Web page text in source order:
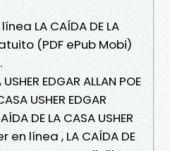
LA CAÍDA DE LA
(PDF ePub Mobi)
EDGAR ALLAN POE
USHER EDGAR
DE LA CASA USHER
en línea , LA CAÍDA DE